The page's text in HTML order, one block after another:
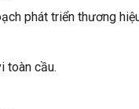
phát triển thương
toàn cầu.